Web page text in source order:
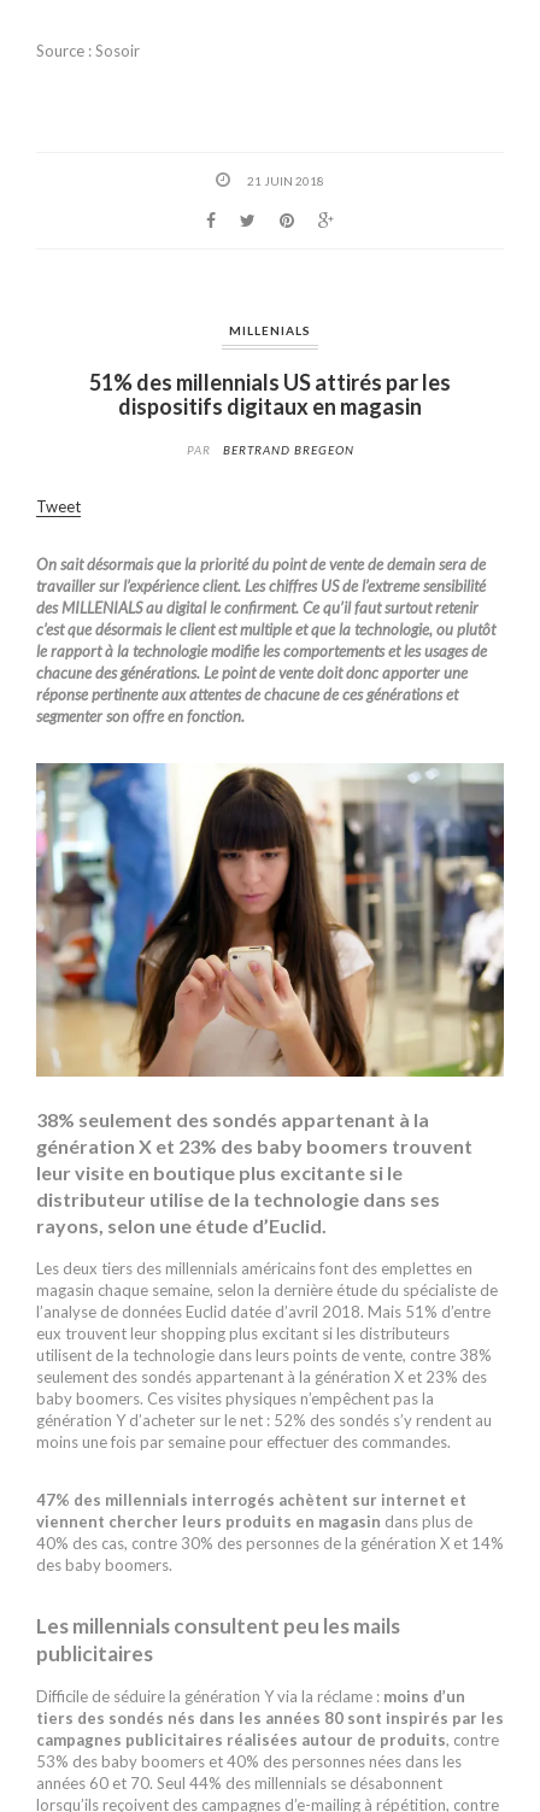
Source : Sosoir
21 JUIN 2018
MILLENIALS
51% des millennials US attirés par les
dispositifs digitaux en magasin
PAR BERTRAND BREGEON
Tweet
On sait désormais que la priorité du point de vente de demain sera de
travailler sur l’expérience client. Les chiffres US de l’extreme sensibilité
des MILLENIALS au digital le confirment. Ce qu’il faut surtout retenir
c’est que désormais le client est multiple et que la technologie, ou plutôt
le rapport à la technologie modifie les comportements et les usages de
chacune des générations. Le point de vente doit donc apporter une
réponse pertinente aux attentes de chacune de ces générations et
segmenter son offre en fonction.
38% seulement des sondés appartenant à la
génération X et 23% des baby boomers trouvent
leur visite en boutique plus excitante si le
distributeur utilise de la technologie dans ses
rayons, selon une étude d’Euclid.
Les deux tiers des millennials américains font des emplettes en
magasin chaque semaine, selon la dernière étude du spécialiste de
l’analyse de données Euclid datée d’avril 2018. Mais 51% d’entre
eux trouvent leur shopping plus excitant si les distributeurs
utilisent de la technologie dans leurs points de vente, contre 38%
seulement des sondés appartenant à la génération X et 23% des
baby boomers. Ces visites physiques n’empêchent pas la
génération Y d’acheter sur le net : 52% des sondés s’y rendent au
moins une fois par semaine pour effectuer des commandes.
47% des millennials interrogés achètent sur internet et
viennent chercher leurs produits en magasin dans plus de
40% des cas, contre 30% des personnes de la génération X et 14%
des baby boomers.
Les millennials consultent peu les mails
publicitaires
Difficile de séduire la génération Y via la réclame : moins d’un
tiers des sondés nés dans les années 80 sont inspirés par les
campagnes publicitaires réalisées autour de produits, contre
53% des baby boomers et 40% des personnes nées dans les
années 60 et 70. Seul 44% des millennials se désabonnent
lorsqu’ils reçoivent des campagnes d’e-mailing à répétition, contre